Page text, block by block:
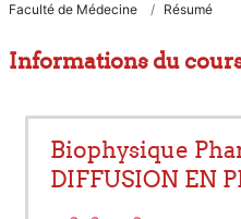
Faculté de Médecine Résumé
Informations du
Biophysique
DIFFUSION EN